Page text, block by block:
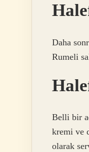
Daha
Rumeli
Belli bir
kremi ve
olarak